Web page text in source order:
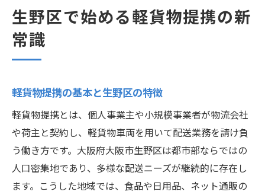
軽貨物事業が広がる生野区の安定ポイント
軽貨物で安定案件を見つける生野区のコツ
生野区の軽貨物提携が安定する理由
未経験でも安心な軽貨物提携の道しるべ
軽貨物未経験者が生野区で始めやすい理由
生野区の軽貨物提携で安心できるサポート
体制
生野区で始める軽貨物提携の新
常識
軽貨物提携の基本と生野区の特徴
軽貨物提携とは、個人事業主や小規模事業者が物流会社
や荷主と契約し、軽貨物車両を用いて配送業務を請け負
う働き方です。大阪府大阪市生野区は都市部ならではの
人口密集地であり、多様な配送ニーズが継続的に存在し
ます。こうした地域では、食品や日用品、ネット通販の